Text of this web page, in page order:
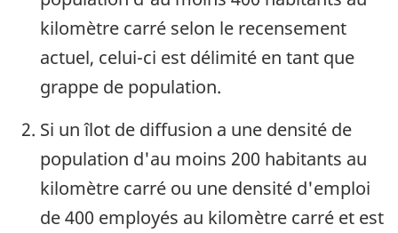
kilomètre carré selon le recensement
actuel, celui-ci est délimité en tant que
grappe de population.
Si un îlot de diffusion a une densité de
population d'au moins 200 habitants au
kilomètre carré ou une densité d'emploi
de 400 employés au kilomètre carré et est